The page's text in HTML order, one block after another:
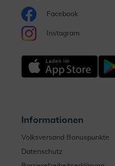
Facebook
Instagram
Informationen
Volksversand Bonuspunkte
Datenschutz